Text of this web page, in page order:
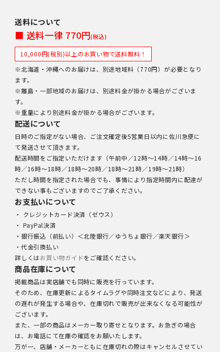
送料について
■ 送料一律 770円(税込)
10,000円(税別)以上のお買い物で送料無料！
※北海道・沖縄へのお届けは、別途地域料（770円）が必要となり
ます。
※離島・一部地域のお届けは、別途料金が掛かる場合がございま
す。
※重量により別途料金が掛かる場合がございます。
配送について
日時のご指定がない場合、ご注文確定後5営業日以内に佐川急便に
て発送させて頂きます。
配送時間をご指定いただけます（午前中／12時～14時／14時～16
時／16時～18時／18時～20時／18時～21時／19時～21時）
ただし時間を指定された場合でも、事情により指定時間内に配達が
できない事もございますのでご了承ください。
お支払いについて
・ クレジットカード決済（ゼウス）
・ PayPal決済
・銀行振込（前払い）＜北陸銀行／ゆうちょ銀行／楽天銀行＞
・代金引換払い
詳しくはお買い物ガイドをご確認ください。
商品在庫について
掲載商品は実店舗でも同時に販売を行っています。
そのため、在庫更新によるタイムラグや同時注文などにより、発送
の遅れが発生する場合や、在庫切れで販売が出来なくなる可能性が
ございます。
また、一部の商品はメーカー取り寄せとなります。お急ぎの場合
は、お電話にて在庫の確認をお願いたします。
万が一、店舗・メーカーともに在庫切れの際はキャンセルさせてい